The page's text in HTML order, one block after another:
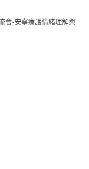
會-安寧療護情緒理解與